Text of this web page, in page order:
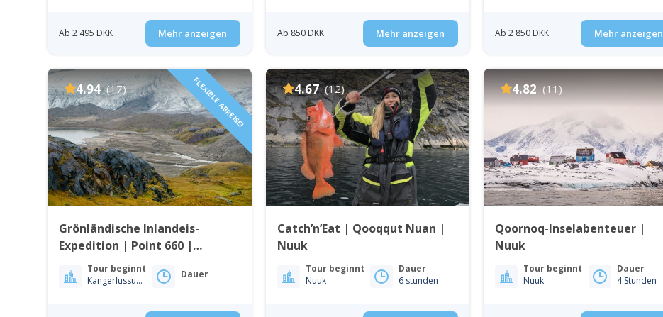
Ab 2 495 DKK Mehr anzeigen Ab 850 DKK Mehr anzeigen Ab 2 850 DKK Mehr anzeigen
4.94 (17) FLEXIBLE ABREISE!
Grönländische Inlandeis-
Expedition | Point 660 |
Kangerlussuaq
Tour beginnt
Kangerlussuaq
Dauer
4.67 (12)
Catch’n’Eat | Qooqqut Nuan |
Nuuk
Tour beginnt
Nuuk
Dauer
6 stunden
4.82 (11)
Qoornoq-Inselabenteuer |
Nuuk
Tour beginnt
Nuuk
Dauer
4 Stunden